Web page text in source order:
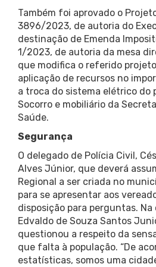
Também foi aprovado o
3896/2023, de autoria do
destinação de Emenda
1/2023, de autoria da mesa
que modifica o referido
aplicação de recursos no
a troca do sistema elétrico do
Socorro e mobiliário da
Saúde.
Segurança
O delegado de Polícia Civil,
Alves Júnior, que deverá
Regional a ser criada no
para se apresentar aos
disposição para perguntas. Na
Edvaldo de Souza Santos
questionou a respeito da
que falta à população. “De
estatísticas, somos uma